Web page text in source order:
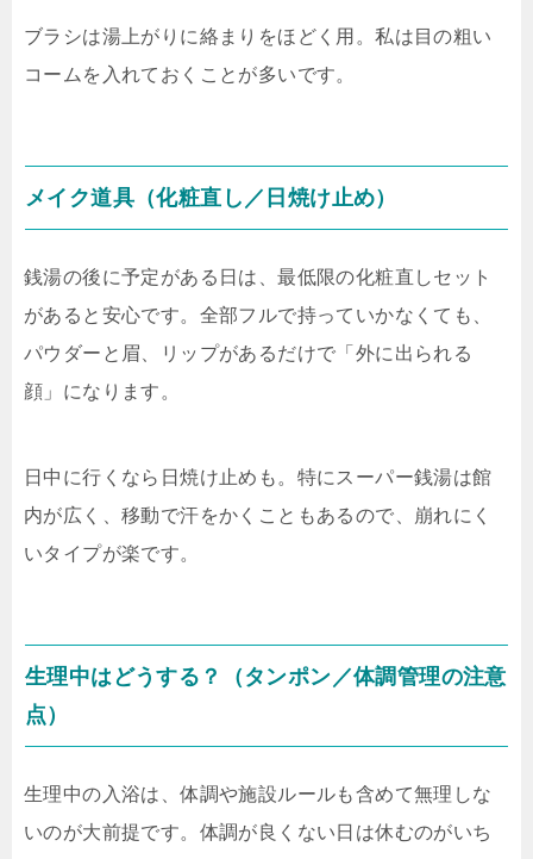
ブラシは湯上がりに絡まりをほどく用。私は目の粗い
コームを入れておくことが多いです。
メイク道具（化粧直し／日焼け止め）
銭湯の後に予定がある日は、最低限の化粧直しセット
があると安心です。全部フルで持っていかなくても、
パウダーと眉、リップがあるだけで「外に出られる
顔」になります。
日中に行くなら日焼け止めも。特にスーパー銭湯は館
内が広く、移動で汗をかくこともあるので、崩れにく
いタイプが楽です。
生理中はどうする？（タンポン／体調管理の注意
点）
生理中の入浴は、体調や施設ルールも含めて無理しな
いのが大前提です。体調が良くない日は休むのがいち